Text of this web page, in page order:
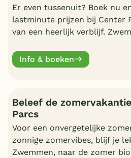
Er even tussenuit? Boek nu
lastminute prijzen bij Center
van een heerlijk verblijf.
Info & boeken
Beleef de
Parcs
Voor een onvergetelijke
zonnige zomervibes, blijf je
Zwemmen, naar de zomer